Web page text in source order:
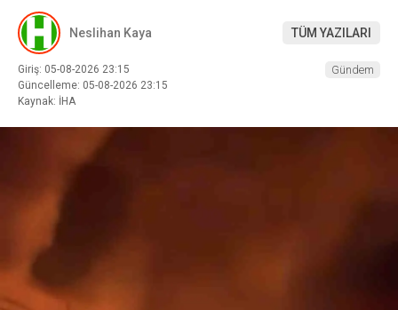
Neslihan Kaya TÜM YAZILARI
Giriş: 05-08-2026 23:15
Güncelleme: 05-08-2026 23:15
Kaynak: İHA
Gündem